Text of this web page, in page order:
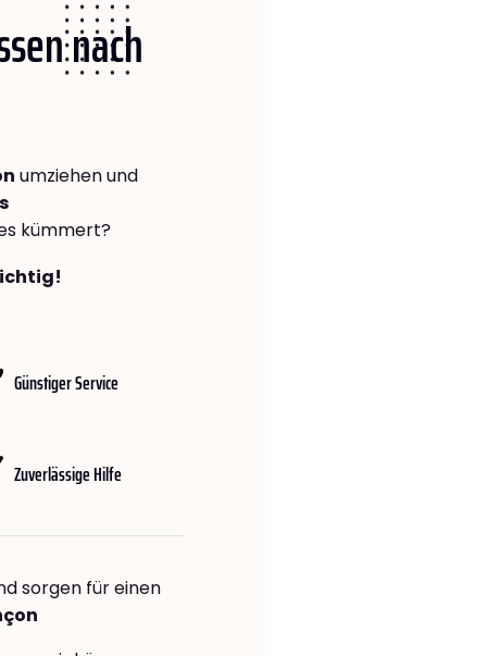
nach
umziehen und
kümmert?
Günstiger Service
Zuverlässige Hilfe
sorgen für einen